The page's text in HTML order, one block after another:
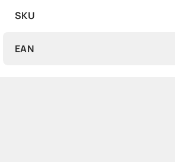
SKU
EAN